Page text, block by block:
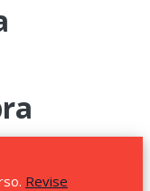
Revise